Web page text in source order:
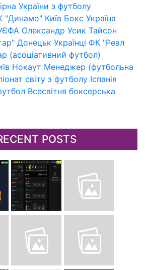
України з футболу
"Динамо" Київ Бокс Україна
Олександр Усик Тайсон
Донецьк Українці ФК "Реал
(асоціативний футбол)
Нокаут Менеджер (футбольна
світу з футболу Іспанія
Всесвітня боксерська
POSTS